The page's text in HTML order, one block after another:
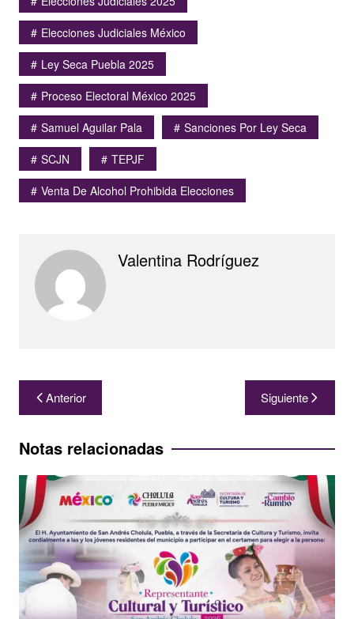
Elecciones Judiciales México
Ley Seca Puebla 2025
Proceso Electoral México 2025
Samuel Aguilar Pala
Sanciones Por Ley Seca
SCJN
TEPJF
Venta De Alcohol Prohibida Elecciones
Valentina Rodríguez
Navegación
de
entradas
Anterior Siguiente
Notas relacionadas